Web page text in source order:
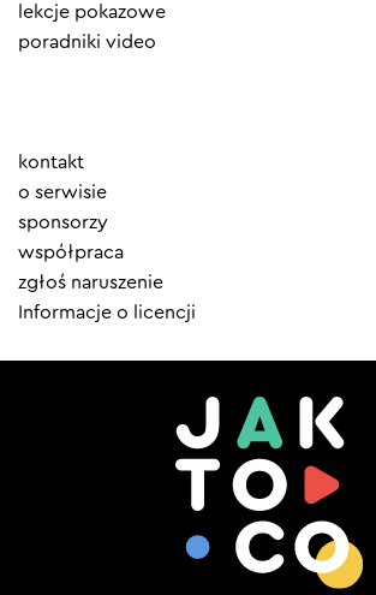
lekcje pokazowe
poradniki video
Element
menu
kontakt
o serwisie
sponsorzy
współpraca
zgłoś naruszenie
Informacje o licencji